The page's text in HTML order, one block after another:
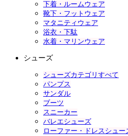
下着・ルームウェア
靴下・フットウェア
マタニティウェア
浴衣・下駄
水着・マリンウェア
シューズ
シューズカテゴリすべて
パンプス
サンダル
ブーツ
スニーカー
バレエシューズ
ローファー・ドレスシュー